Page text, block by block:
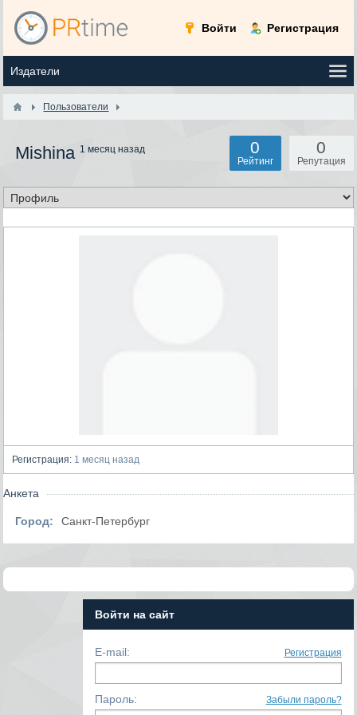
Войти Регистрация
Пользователи
Mishina 1 месяц назад 0
Репутация
0
Рейтинг
Регистрация: 1 месяц назад
Анкета
Город: Санкт-Петербург
Войти на сайт
E-mail: Регистрация
Пароль: Забыли пароль?